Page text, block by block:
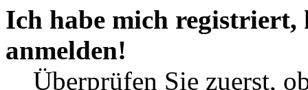
Ich habe mich
anmelden!
Überprüfen Sie zuerst,